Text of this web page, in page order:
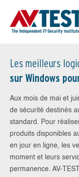
Les meilleurs
sur Windows
Aux mois de mai et
de sécurité destinés
standard. Pour
produits disponibles
en jour en ligne, les
moment et leurs
permanence. AV-